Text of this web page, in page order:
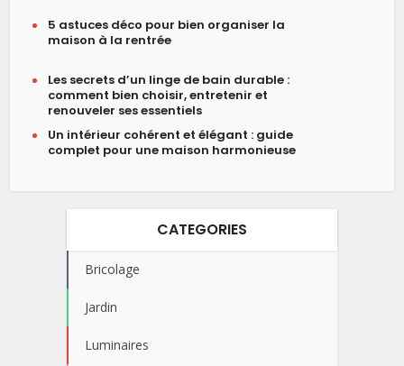
5 astuces déco pour bien organiser la
maison à la rentrée
Les secrets d’un linge de bain durable :
comment bien choisir, entretenir et
renouveler ses essentiels
Un intérieur cohérent et élégant : guide
complet pour une maison harmonieuse
CATEGORIES
Bricolage
Jardin
Luminaires